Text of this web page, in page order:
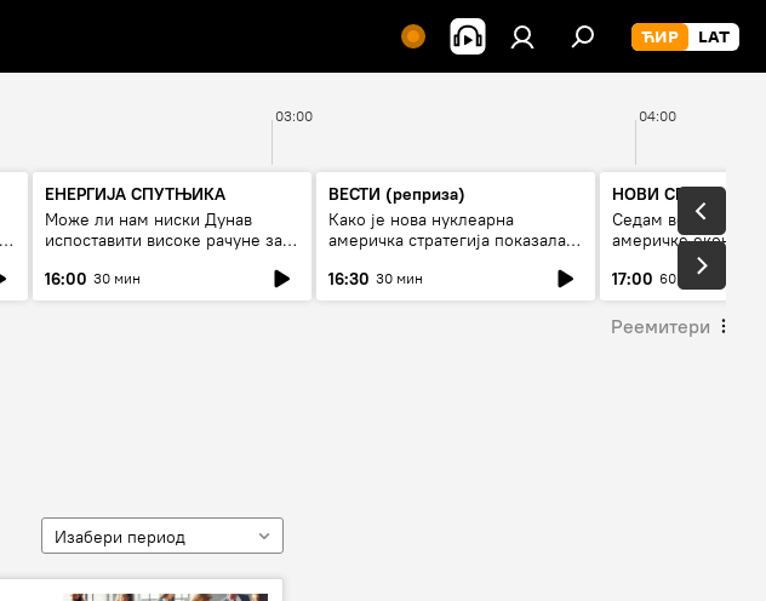
03:00 04:00
ЕНЕРГИЈА СПУТЊИКА
Може ли нам ниски Дунав
испоставити високе рачуне за
16:00 30 мин
ВЕСТИ (реприза)
Како је нова нуклеарна
америчка стратегија показала
16:30 30 мин
НОВИ СПУТЊИК
Седам
америчке
17:00 60 мин
Реемитери
Изабери период